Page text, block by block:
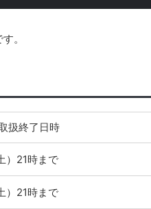
。
扱終了日時
）21時まで
）21時まで